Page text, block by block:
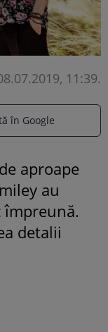
11:39.
în Google
aproape
au
împreună.
detalii